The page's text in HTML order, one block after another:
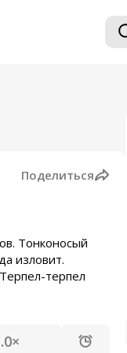
Поделиться
Тонконосый
изловит.
терпел